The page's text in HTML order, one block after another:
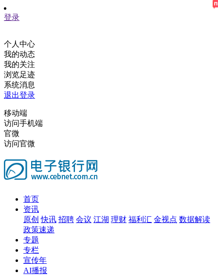
登录
个人中心
我的动态
我的关注
浏览足迹
系统消息
退出登录
移动端
访问手机端
官微
访问官微
首页
资讯
原创 快讯 招聘 会议 江湖 理财 福利汇 金视点 数据解读
政策速递
专题
专栏
宣传年
AI播报